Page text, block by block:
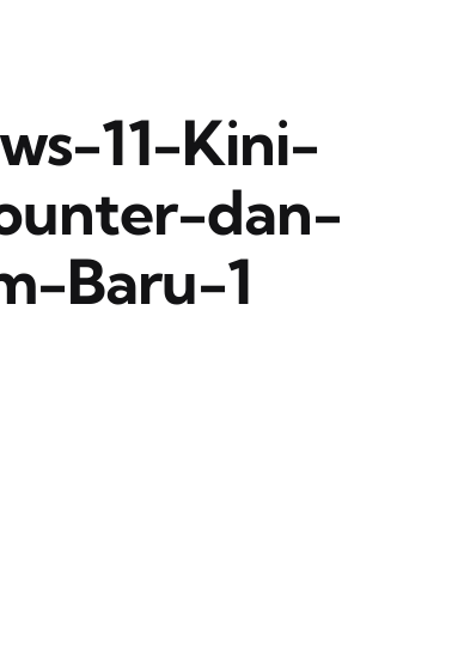
11-Kini-
dan-
Baru-1